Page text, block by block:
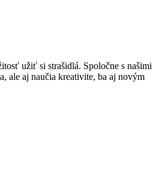
užiť si strašidlá. Spoločne s našimi
ale aj naučia kreativite, ba aj novým